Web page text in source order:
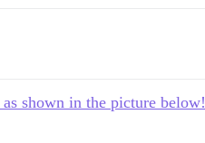
shown in the picture below!